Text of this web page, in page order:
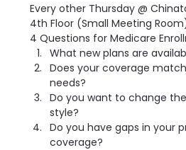
Every other Thursday @
4th Floor (Small Meeting
4 Questions for Medicare
What new plans are
Does your coverage
needs?
Do you want to change
style?
Do you have gaps in your
coverage?